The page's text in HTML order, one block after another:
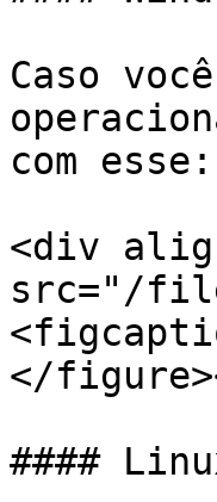
Caso
com esse:
<div
src="/
</
####